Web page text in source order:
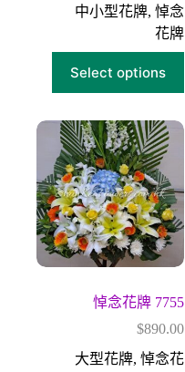
中小型花牌, 悼念
花牌
Select options
悼念花牌 7755
$890.00
大型花牌, 悼念花